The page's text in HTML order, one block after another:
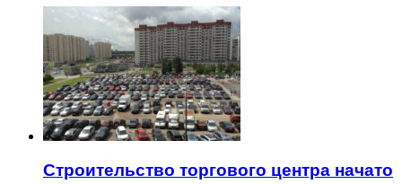
Строительство торгового центра начато